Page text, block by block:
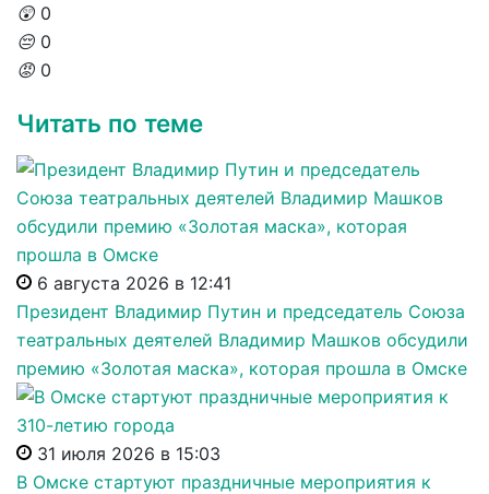
😲 0
😔 0
😡 0
Читать по теме
6 августа 2026 в 12:41
Президент Владимир Путин и председатель Союза
театральных деятелей Владимир Машков обсудили
премию «Золотая маска», которая прошла в Омске
31 июля 2026 в 15:03
В Омске стартуют праздничные мероприятия к